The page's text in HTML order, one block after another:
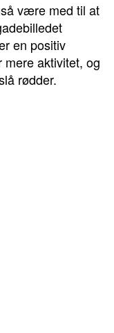
være med til at
en positiv
aktivitet, og
rødder.